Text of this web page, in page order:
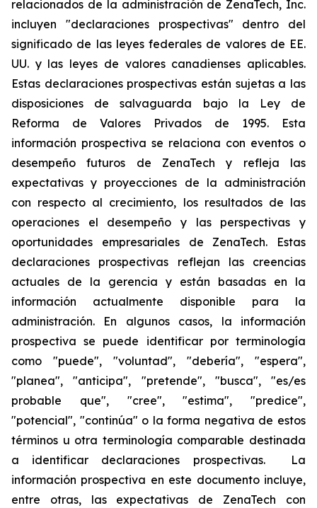
relacionados de la administración de ZenaTech, Inc.
incluyen "declaraciones prospectivas" dentro del
significado de las leyes federales de valores de EE.
UU. y las leyes de valores canadienses aplicables.
Estas declaraciones prospectivas están sujetas a las
disposiciones de salvaguarda bajo la Ley de
Reforma de Valores Privados de 1995. Esta
información prospectiva se relaciona con eventos o
desempeño futuros de ZenaTech y refleja las
expectativas y proyecciones de la administración
con respecto al crecimiento, los resultados de las
operaciones el desempeño y las perspectivas y
oportunidades empresariales de ZenaTech. Estas
declaraciones prospectivas reflejan las creencias
actuales de la gerencia y están basadas en la
información actualmente disponible para la
administración. En algunos casos, la información
prospectiva se puede identificar por terminología
como "puede", "voluntad", "debería", "espera",
"planea", "anticipa", "pretende", "busca", "es/es
probable que", "cree", "estima", "predice",
"potencial", "continúa" o la forma negativa de estos
términos u otra terminología comparable destinada
a identificar declaraciones prospectivas. La
información prospectiva en este documento incluye,
entre otras, las expectativas de ZenaTech con